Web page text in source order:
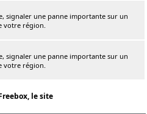
signaler une panne importante sur un
votre région.
signaler une panne importante sur un
votre région.
le site